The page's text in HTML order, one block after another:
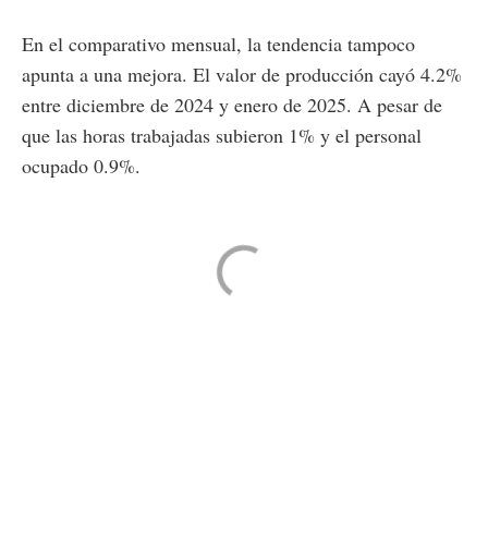
En el comparativo mensual, la tendencia tampoco
apunta a una mejora. El valor de producción cayó 4.2%
entre diciembre de 2024 y enero de 2025. A pesar de
que las horas trabajadas subieron 1% y el personal
ocupado 0.9%.